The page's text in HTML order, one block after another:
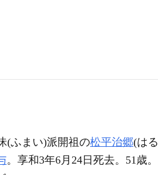
(ふまい)派開祖の松平治郷(はる
。享和3年6月24日死去。51歳。